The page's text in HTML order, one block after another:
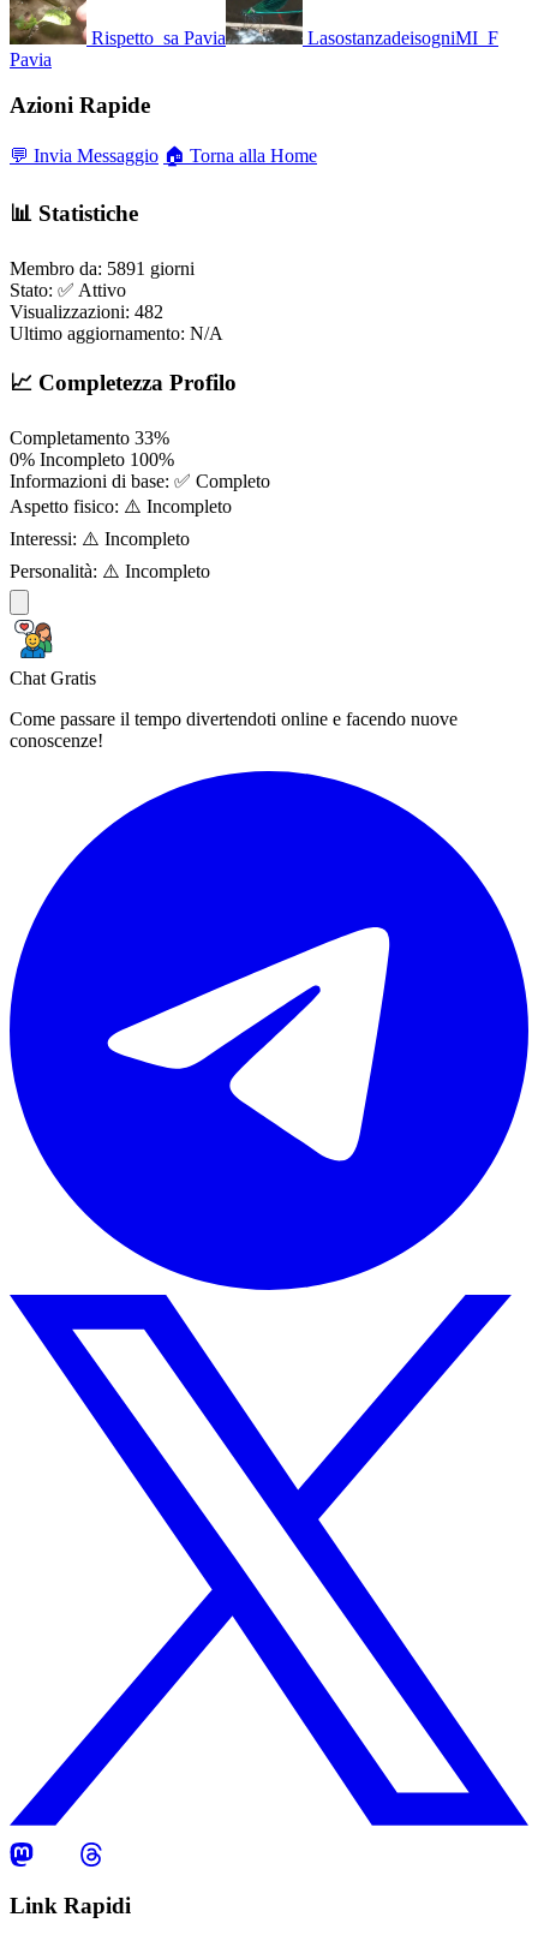
Rispetto_sa Pavia
LasostanzadeisogniMI_F
Pavia
Azioni Rapide
💬 Invia Messaggio 🏠 Torna alla Home
📊 Statistiche
Membro da: 5891 giorni
Stato: ✅ Attivo
Visualizzazioni: 482
Ultimo aggiornamento: N/A
📈 Completezza Profilo
Completamento 33%
0% Incompleto 100%
Informazioni di base: ✅ Completo
Aspetto fisico: ⚠️ Incompleto
Interessi: ⚠️ Incompleto
Personalità: ⚠️ Incompleto
Chat Gratis
Come passare il tempo divertendoti online e facendo nuove
conoscenze!
Link Rapidi